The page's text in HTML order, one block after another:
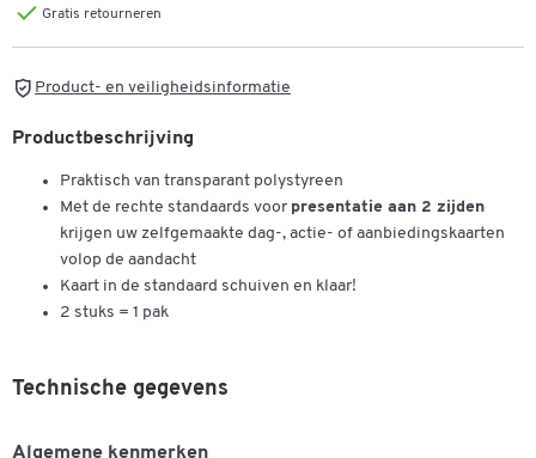
Gratis retourneren
Product- en veiligheidsinformatie
Productbeschrijving
Praktisch van transparant polystyreen
Met de rechte standaards voor presentatie aan 2 zijden
krijgen uw zelfgemaakte dag-, actie- of aanbiedingskaarten
volop de aandacht
Kaart in de standaard schuiven en klaar!
2 stuks = 1 pak
Technische gegevens
Algemene kenmerken